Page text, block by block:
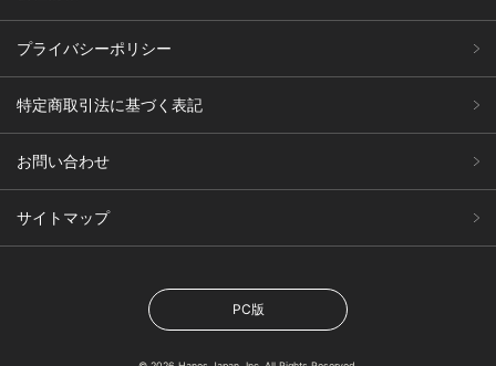
プライバシーポリシー
特定商取引法に基づく表記
お問い合わせ
サイトマップ
PC版